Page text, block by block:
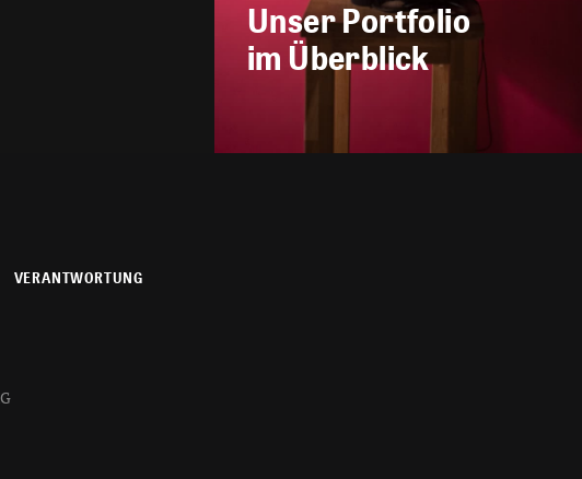
Unser Portfolio
im Überblick
VERANTWORTUNG